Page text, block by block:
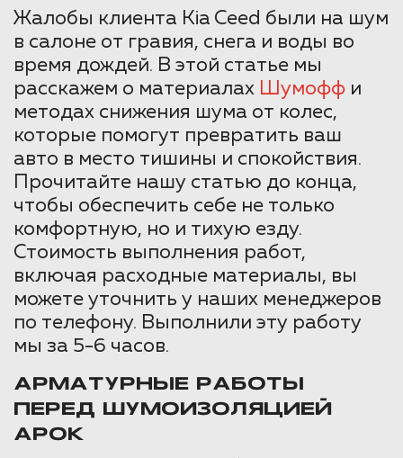
Жалобы клиента Kia Ceed были на шум
в салоне от гравия, снега и воды во
время дождей. В этой статье мы
расскажем о материалах Шумофф и
методах снижения шума от колес,
которые помогут превратить ваш
авто в место тишины и спокойствия.
Прочитайте нашу статью до конца,
чтобы обеспечить себе не только
комфортную, но и тихую езду.
Стоимость выполнения работ,
включая расходные материалы, вы
можете уточнить у наших менеджеров
по телефону. Выполнили эту работу
мы за 5-6 часов.
АРМАТУРНЫЕ РАБОТЫ
ПЕРЕД ШУМОИЗОЛЯЦИЕЙ
АРОК